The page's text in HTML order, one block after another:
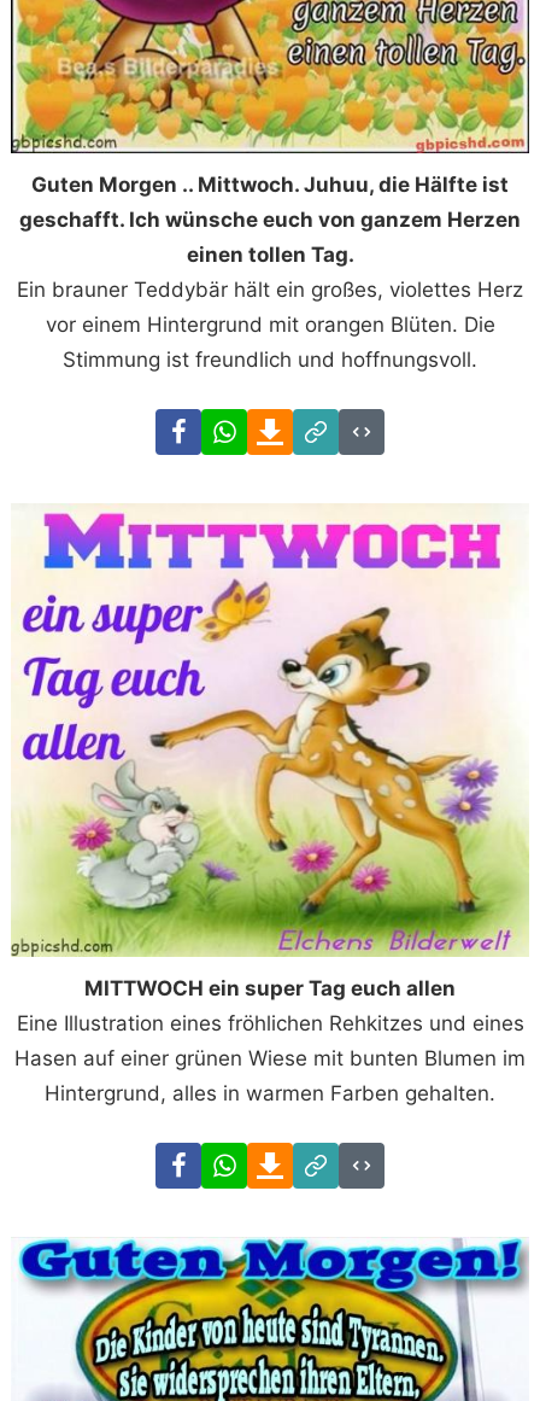
Guten Morgen .. Mittwoch. Juhuu, die Hälfte ist
geschafft. Ich wünsche euch von ganzem Herzen
einen tollen Tag.
Ein brauner Teddybär hält ein großes, violettes Herz
vor einem Hintergrund mit orangen Blüten. Die
Stimmung ist freundlich und hoffnungsvoll.
FacebookWhatsAppDownload
Link
Code
MITTWOCH ein super Tag euch allen
Eine Illustration eines fröhlichen Rehkitzes und eines
Hasen auf einer grünen Wiese mit bunten Blumen im
Hintergrund, alles in warmen Farben gehalten.
FacebookWhatsAppDownload
Link
Code